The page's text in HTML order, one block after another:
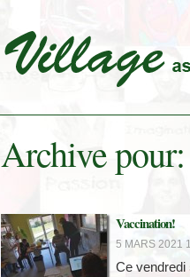
Archive
Vaccination!
5 MARS 2021
Ce vendredi